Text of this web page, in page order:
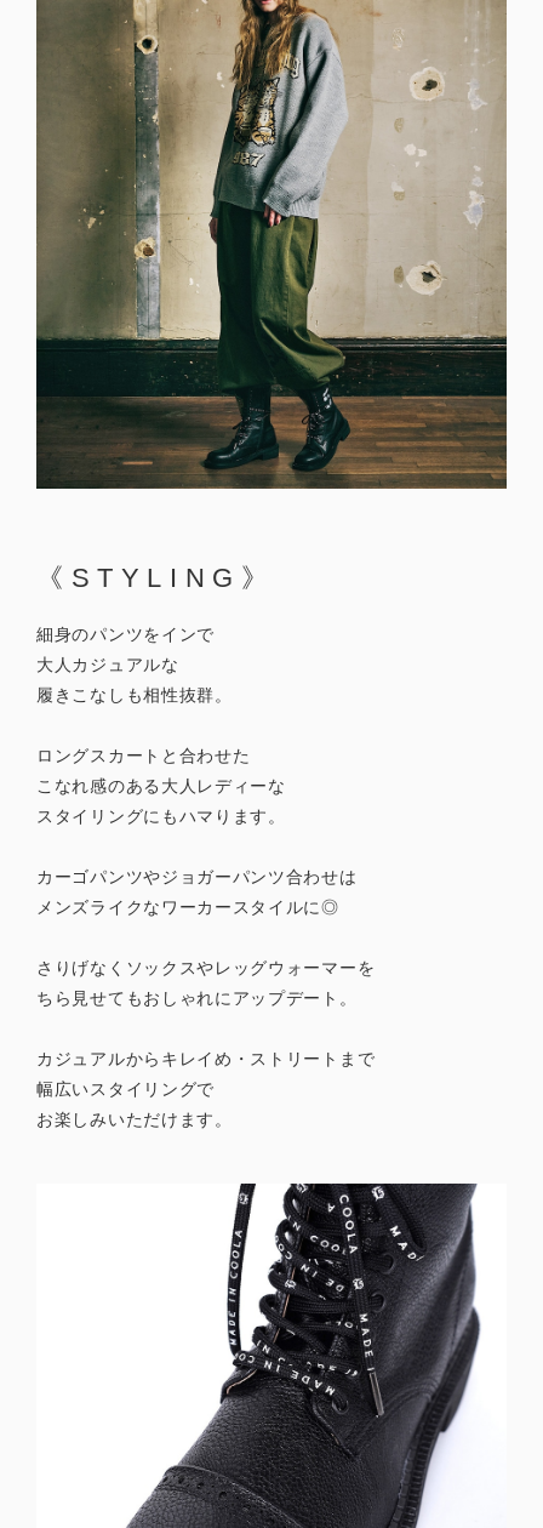
《STYLING》
細身のパンツをインで
大人カジュアルな
履きこなしも相性抜群。
ロングスカートと合わせた
こなれ感のある大人レディーな
スタイリングにもハマります。
カーゴパンツやジョガーパンツ合わせは
メンズライクなワーカースタイルに◎
さりげなくソックスやレッグウォーマーを
ちら見せてもおしゃれにアップデート。
カジュアルからキレイめ・ストリートまで
幅広いスタイリングで
お楽しみいただけます。